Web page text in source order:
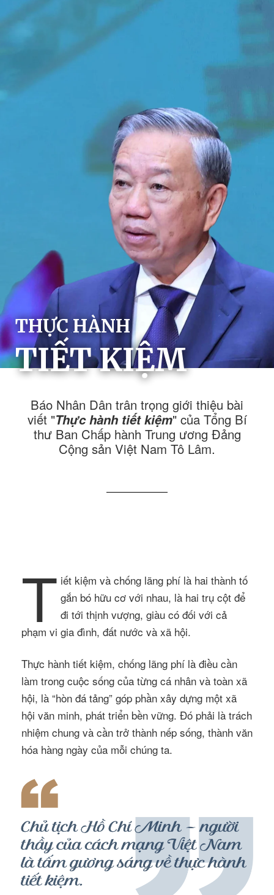
THỰC HÀNH
TIẾT KIỆM
Báo Nhân Dân trân trọng giới thiệu bài
viết "Thực hành tiết kiệm" của Tổng Bí
thư Ban Chấp hành Trung ương Đảng
Cộng sản Việt Nam Tô Lâm.
T iết kiệm và chống lãng phí là hai thành tố
gắn bó hữu cơ với nhau, là hai trụ cột để
đi tới thịnh vượng, giàu có đối với cả
phạm vi gia đình, đất nước và xã hội.
Thực hành tiết kiệm, chống lãng phí là điều cần
làm trong cuộc sống của từng cá nhân và toàn xã
hội, là “hòn đá tảng” góp phần xây dựng một xã
hội văn minh, phát triển bền vững. Đó phải là trách
nhiệm chung và cần trở thành nếp sống, thành văn
hóa hàng ngày của mỗi chúng ta.